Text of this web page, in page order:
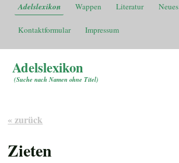
Adelslexikon Wappen Literatur Neues
Kontaktformular Impressum
Adelslexikon
(Suche nach Namen ohne Titel)
« zurück
Zieten